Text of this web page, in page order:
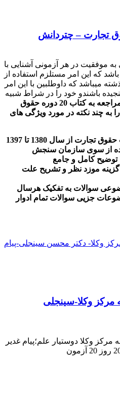
موفقیت در هر آزمونی آشنایی با
که این امر مستلزم استفاده از
میباشد که داوطلبین با این امر
باشندو خود را در شراط شبیه
جهت سهولت مراجعه به کتاب 20 دوره حقوق
به چند نکته در مورد ویژگی های
گرداوری 20 دوره سوالات حقوق تجارت از سال 1380 تا 1397
از سوی سازمان سنجش
توضیح کامل و جامع
موزد نظر و تشریح علت
سوالات به تفکیک هرسال
جزیی سوالات تمام ادوار
211,500 تومان
متون فقه مرکز وکلا دوستیار علم؛پیام غدیر